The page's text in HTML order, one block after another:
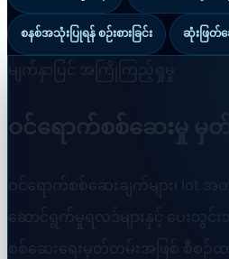
စနစ်အသုံးပြုရန် စဉ်းစားခြင်း ဆုံးဖြတ်
မျက်နှာပြင် အကြိုကြည့်ရှုမှု
ဝင်ရောက်စစ်ဆေးမှု မှတ်
ဝင်ရောက်စစ်ဆေးချက်များ၊ lot အ
ဆောင်ရွက်မှုရလဒ်များနှင့် ပေးသွင်း
စစ်ဆေးရေးမှတ်တမ်းအဖြစ် စီစဉ်ထ